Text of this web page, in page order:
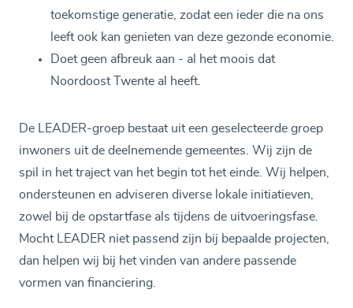
toekomstige generatie, zodat een ieder die na ons
leeft ook kan genieten van deze gezonde economie.
Doet geen afbreuk aan - al het moois dat
Noordoost Twente al heeft.
De LEADER-groep bestaat uit een geselecteerde groep
inwoners uit de deelnemende gemeentes. Wij zijn de
spil in het traject van het begin tot het einde. Wij helpen,
ondersteunen en adviseren diverse lokale initiatieven,
zowel bij de opstartfase als tijdens de uitvoeringsfase.
Mocht LEADER niet passend zijn bij bepaalde projecten,
dan helpen wij bij het vinden van andere passende
vormen van financiering.